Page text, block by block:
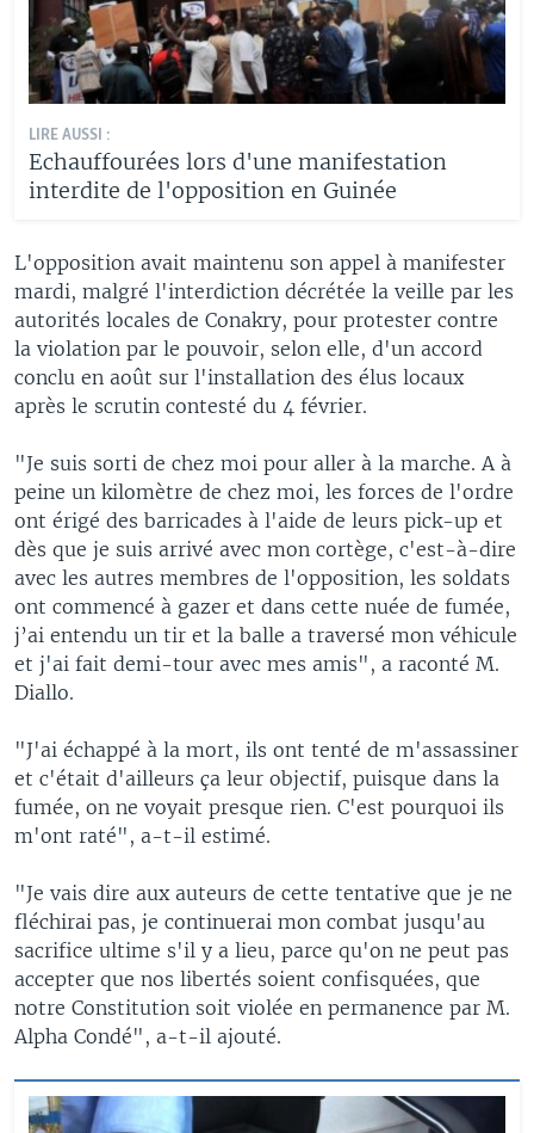
LIRE AUSSI :
Echauffourées lors d'une manifestation
interdite de l'opposition en Guinée
L'opposition avait maintenu son appel à manifester
mardi, malgré l'interdiction décrétée la veille par les
autorités locales de Conakry, pour protester contre
la violation par le pouvoir, selon elle, d'un accord
conclu en août sur l'installation des élus locaux
après le scrutin contesté du 4 février.
"Je suis sorti de chez moi pour aller à la marche. A à
peine un kilomètre de chez moi, les forces de l'ordre
ont érigé des barricades à l'aide de leurs pick-up et
dès que je suis arrivé avec mon cortège, c'est-à-dire
avec les autres membres de l'opposition, les soldats
ont commencé à gazer et dans cette nuée de fumée,
j’ai entendu un tir et la balle a traversé mon véhicule
et j'ai fait demi-tour avec mes amis", a raconté M.
Diallo.
"J'ai échappé à la mort, ils ont tenté de m'assassiner
et c'était d'ailleurs ça leur objectif, puisque dans la
fumée, on ne voyait presque rien. C'est pourquoi ils
m'ont raté", a-t-il estimé.
"Je vais dire aux auteurs de cette tentative que je ne
fléchirai pas, je continuerai mon combat jusqu'au
sacrifice ultime s'il y a lieu, parce qu'on ne peut pas
accepter que nos libertés soient confisquées, que
notre Constitution soit violée en permanence par M.
Alpha Condé", a-t-il ajouté.